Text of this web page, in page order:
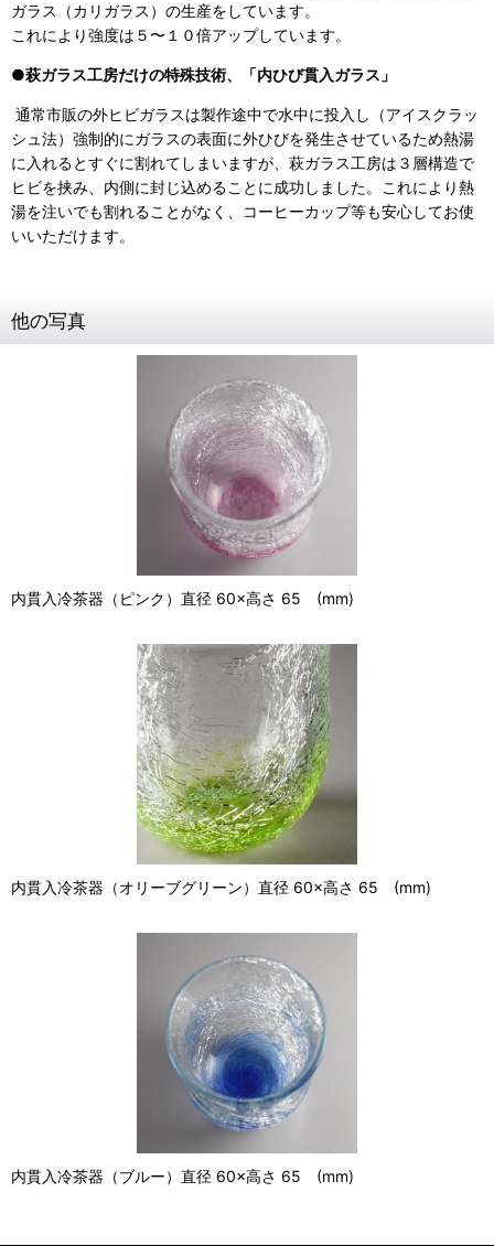
ガラス（カリガラス）の生産をしています。
これにより強度は５〜１０倍アップしています。
●萩ガラス工房だけの特殊技術、「内ひび貫入ガラス」
通常市販の外ヒビガラスは製作途中で水中に投入し（アイスクラッ
シュ法）強制的にガラスの表面に外ひびを発生させているため熱湯
に入れるとすぐに割れてしまいますが、萩ガラス工房は３層構造で
ヒビを挟み、内側に封じ込めることに成功しました。これにより熱
湯を注いでも割れることがなく、コーヒーカップ等も安心してお使
いいただけます。
他の写真
内貫入冷茶器（ピンク）直径 60×高さ 65 (mm)
内貫入冷茶器（オリーブグリーン）直径 60×高さ 65 (mm)
内貫入冷茶器（ブルー）直径 60×高さ 65 (mm)